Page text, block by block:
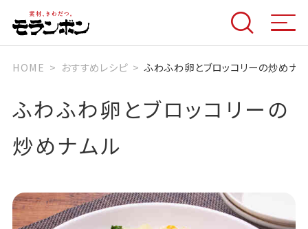
HOME おすすめレシピ ふわふわ卵とブロッコリーの炒めナ
ふわふわ卵とブロッコリーの
炒めナムル